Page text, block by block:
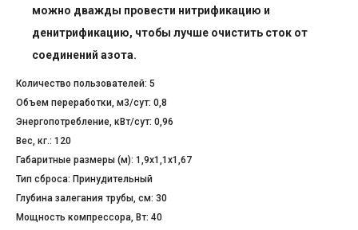
можно дважды провести нитрификацию и
денитрификацию, чтобы лучше очистить сток от
соединений азота.
Количество пользователей: 5
Объем переработки, м3/сут: 0,8
Энергопотребление, кВт/сут: 0,96
Вес, кг.: 120
Габаритные размеры (м): 1,9х1,1х1,67
Тип сброса: Принудительный
Глубина залегания трубы, cм: 30
Мощность компрессора, Вт: 40